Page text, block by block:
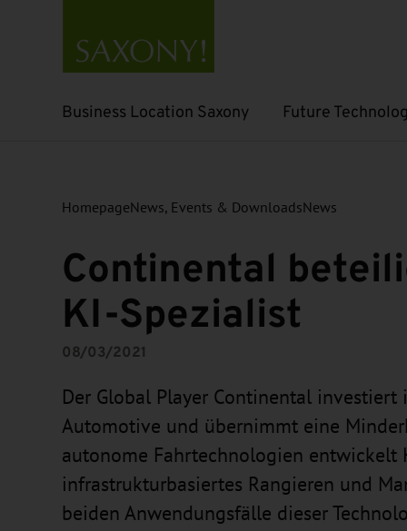
Business Location Saxony
Open submenu Future
Open submenu
HomepageNews, Events & DownloadsNews
Continental
KI-Spezialist
08/03/2021
Der Global Player Continental
Automotive und übernimmt eine
autonome Fahrtechnologien entwickelt
infrastrukturbasiertes Rangieren und
beiden Anwendungsfälle dieser